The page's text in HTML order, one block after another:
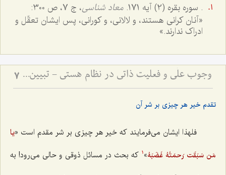
. سوره بقره (2) آیه 171. معاد شناسى، ج ‌7، ص 300:
«آنان کرانى هستند، و لالانى، و کورانى، پس ایشان تعقّل‌ و
ادراک ندارند.»
وجوب علّی و فعلیت ذاتی در نظام هستی - تبیین رابطه ضرورت علت با تحقق معلول در عالم خارج 7
تقدم خیر هر چیزی بر شر آن
فلهذا ایشان می‌فرمایند که خیر هر چیزی بر شر مقدم است «یا
مَن سَبَقَت رَحمَتُهُ غَضَبَهُ»
1 که بحث در مسائل ذوقی و حالی می‌رود! به